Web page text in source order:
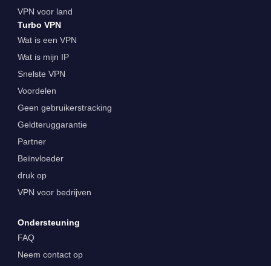
VPN voor land
Turbo VPN
Wat is een VPN
Wat is mijn IP
Snelste VPN
Voordelen
Geen gebruikerstracking
Geldteruggarantie
Partner
Beïnvloeder
druk op
VPN voor bedrijven
Ondersteuning
FAQ
Neem contact op